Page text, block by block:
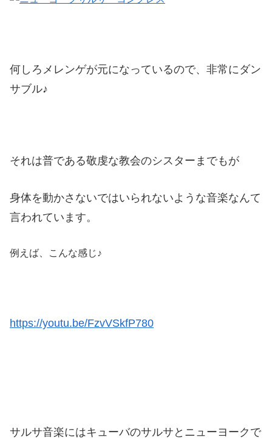
何しろメレンゲが元になっているので、非常にダン
サブル♪
それは普である敬虔な教会のシスターまでもが
身体を動かさないではいられないような音楽なんて
言われています。
例えば、こんな感じ♪
https://youtu.be/FzvVSkfP780
サルサ音楽にはキューバのサルサとニューヨークで